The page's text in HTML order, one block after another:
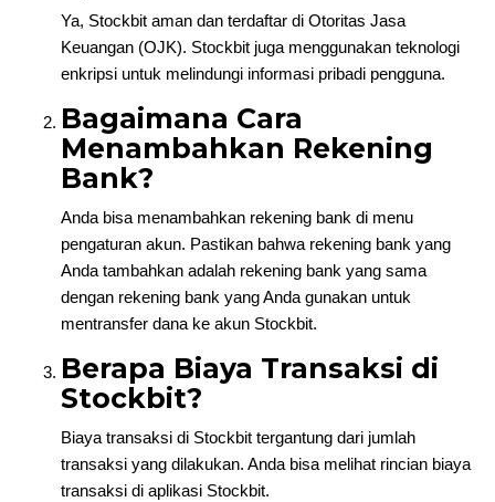
Ya, Stockbit aman dan terdaftar di Otoritas Jasa
Keuangan (OJK). Stockbit juga menggunakan teknologi
enkripsi untuk melindungi informasi pribadi pengguna.
Bagaimana Cara
Menambahkan Rekening
Bank?
Anda bisa menambahkan rekening bank di menu
pengaturan akun. Pastikan bahwa rekening bank yang
Anda tambahkan adalah rekening bank yang sama
dengan rekening bank yang Anda gunakan untuk
mentransfer dana ke akun Stockbit.
Berapa Biaya Transaksi di
Stockbit?
Biaya transaksi di Stockbit tergantung dari jumlah
transaksi yang dilakukan. Anda bisa melihat rincian biaya
transaksi di aplikasi Stockbit.